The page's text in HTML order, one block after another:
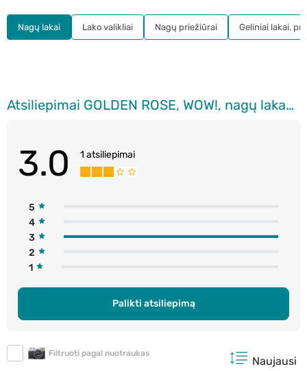
Atsiliepimai GOLDEN ROSE, WOW!, nagų lakas, 6 ml
3.0 1 atsiliepimai
5
4
3
2
1
Palikti atsiliepimą
Filtruoti pagal nuotraukas
Naujausi
Nagų lakai Lako valikliai Nagų priežiūrai Geliniai lakai,